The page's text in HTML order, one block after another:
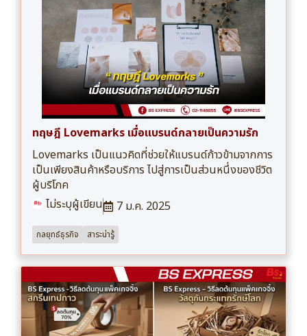
ทฤษฎี Lovemarks เมื่อแบรนด์กลายเป็นความรัก
Lovemarks เป็นแนวคิดที่ช่วยให้แบรนด์ก้าวข้ามจากการ
เป็นเพียงสินค้าหรือบริการ ไปสู่การเป็นส่วนหนึ่งของชีวิต
ผู้บริโภค
ไม่ระบุผู้เขียน
7 ม.ค. 2025
กลยุทธ์ธุรกิจ สาระน่ารู้